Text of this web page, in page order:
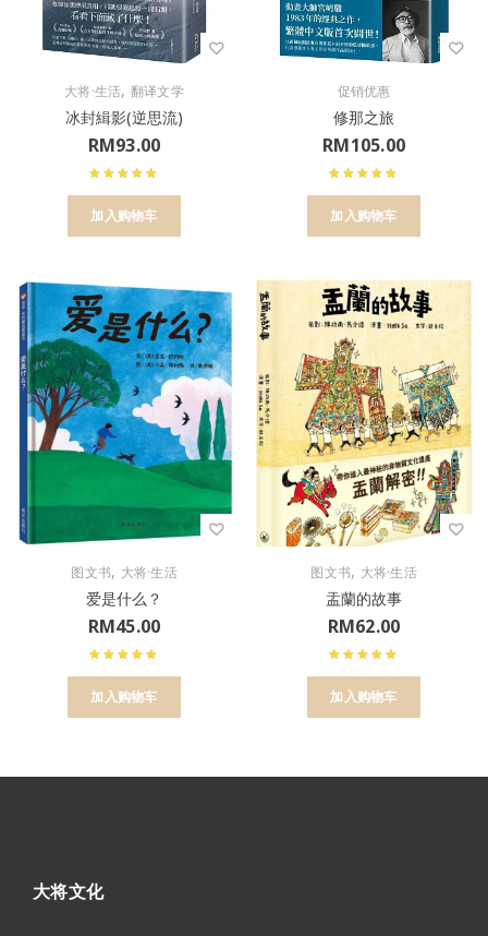
大将·生活, 翻译文学
冰封緝影(逆思流)
RM93.00
加入购物车
促销优惠
修那之旅
RM105.00
加入购物车
图文书, 大将·生活
爱是什么？
RM45.00
加入购物车
图文书, 大将·生活
盂蘭的故事
RM62.00
加入购物车
大将文化